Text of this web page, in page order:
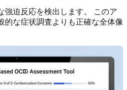
強迫反応を検出します。 このア
的な症状調査よりも正確な全体像